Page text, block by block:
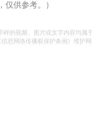
仅供参考。）
样的视频、图片或文字内容均
息网络传播权保护条例》维护网